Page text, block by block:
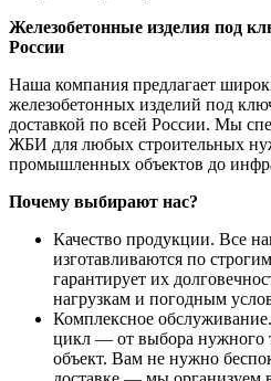
Железобетонные изделия под
России
Наша компания предлагает
железобетонных изделий под
доставкой по всей России. Мы
ЖБИ для любых строительных
промышленных объектов до
Почему выбирают нас?
Качество продукции. Все
изготавливаются по
гарантирует их
нагрузкам и погодным
Комплексное
цикл — от выбора нужного
объект. Вам не нужно